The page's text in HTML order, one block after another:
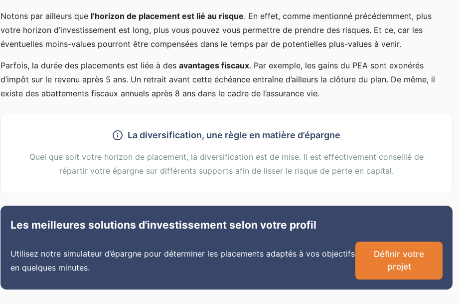
Notons par ailleurs que l’horizon de placement est lié au risque. En effet, comme mentionné précédemment, plus
votre horizon d’investissement est long, plus vous pouvez vous permettre de prendre des risques. Et ce, car les
éventuelles moins-values pourront être compensées dans le temps par de potentielles plus-values à venir.
Parfois, la durée des placements est liée à desavantages fiscaux. Par exemple, les gains du PEA sont exonérés
d’impôt sur le revenu après 5 ans. Un retrait avant cette échéance entraîne d’ailleurs la clôture du plan. De même, il
existe des abattements fiscaux annuels après 8 ans dans le cadre de l’assurance vie.
La diversification, une règle en matière d’épargne
Quel que soit votre horizon de placement, la diversification est de mise. Il est effectivement conseillé de
répartir votre épargne sur différents supports afin de lisser le risque de perte en capital.
Les meilleures solutions d'investissement selon votre profil
Utilisez notre simulateur d’épargne pour déterminer les placements adaptés à vos objectifs
en quelques minutes.
Définir votre
projet